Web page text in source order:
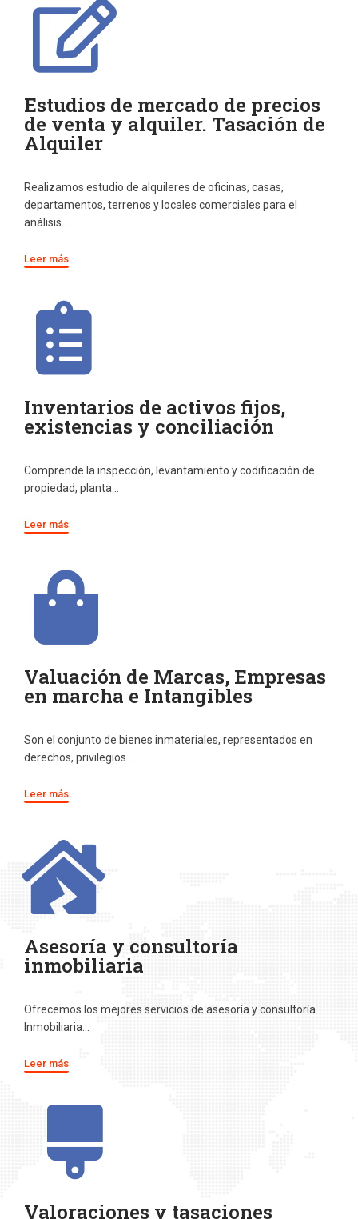
Estudios de mercado de precios
de venta y alquiler. Tasación de
Alquiler
Realizamos estudio de alquileres de oficinas, casas,
departamentos, terrenos y locales comerciales para el
análisis…
Leer más
Inventarios de activos fijos,
existencias y conciliación
Comprende la inspección, levantamiento y codificación de
propiedad, planta…
Leer más
Valuación de Marcas, Empresas
en marcha e Intangibles
Son el conjunto de bienes inmateriales, representados en
derechos, privilegios…
Leer más
Asesoría y consultoría
inmobiliaria
Ofrecemos los mejores servicios de asesoría y consultoría
Inmobiliaria…
Leer más
Valoraciones y tasaciones